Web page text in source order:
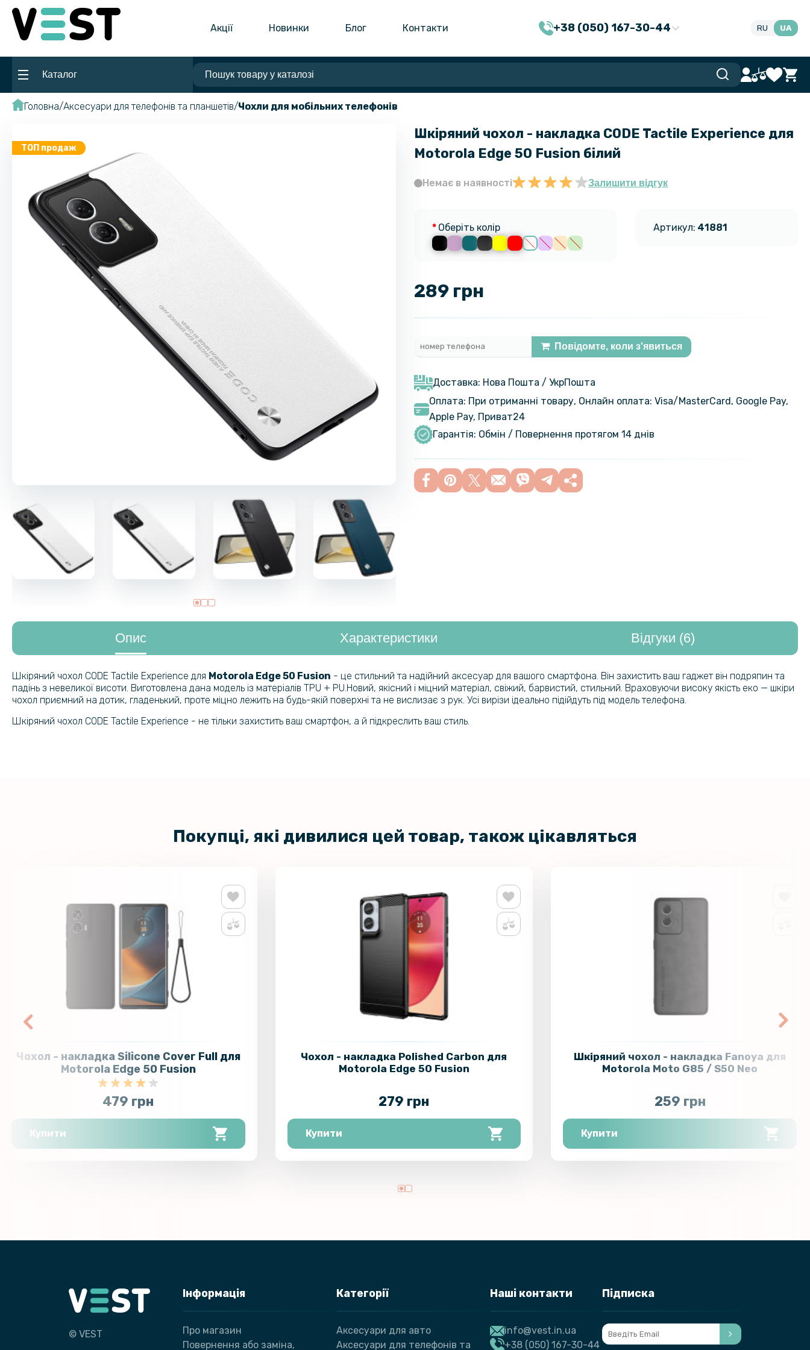
Акції Новинки Блог Контакти +38 (050) 167-30-44 RU UA
Каталог
Головна Аксесуари для телефонів та планшетів Чохли для мобільних телефонів
ТОП продаж
Шкіряний чохол - накладка CODE Tactile Experience для
Motorola Edge 50 Fusion білий
Немає в наявності Залишити відгук
Оберіть колір Артикул: 41881
289 грн
Повідомте, коли з'явиться
Доставка: Нова Пошта / УкрПошта
Оплата: При отриманні товару, Онлайн оплата: Visa/MasterСard, Google Pay,
Apple Pay, Приват24
Гарантія: Обмін / Повернення протягом 14 днів
Опис Характеристики Відгуки (6)
Шкіряний чохол CODE Tactile Experience для Motorola Edge 50 Fusion - це стильний та надійний аксесуар для вашого смартфона. Він захистить ваш гаджет він подряпин та
падінь з невеликої висоти. Виготовлена дана модель із матеріалів TPU + PU.Новий, якісний і міцний матеріал, свіжий, барвистий, стильний. Враховуючи високу якість еко — шкіри
чохол приємний на дотик, гладенький, проте міцно лежить на будь-якій поверхні та не вислизає з рук. Усі вирізи ідеально підійдуть під модель телефона.
Шкіряний чохол CODE Tactile Experience - не тільки захистить ваш смартфон, а й підкреслить ваш стиль.
Покупці, які дивилися цей товар, також цікавляться
Чохол - накладка Silicone Cover Full для
Motorola Edge 50 Fusion
479 грн
Купити
Чохол - накладка Polished Carbon для
Motorola Edge 50 Fusion
279 грн
Купити
Шкіряний чохол - накладка Fanoya для
Motorola Moto G85 / S50 Neo
259 грн
Купити
© VEST
Інформація
Про магазин
Повернення або заміна,
Категорії
Аксесуари для авто
Аксесуари для телефонів та
Наші контакти
info@vest.in.ua
+38 (050) 167-30-44
Підписка